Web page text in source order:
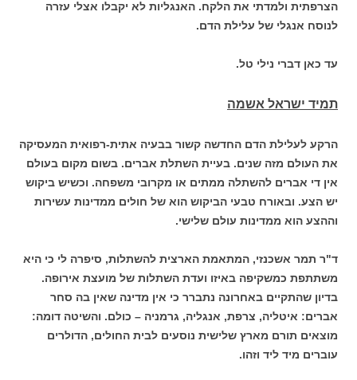
הצרפתית ולמדתי את הלקח. האנגליות לא יקבלו אצלי עזרה
לנוסח אנגלי של עלילת הדם.
עד כאן דברי נילי טל.
תמיד ישראל אשמה
הרקע לעלילת הדם החדשה קשור בבעיה אתית-רפואית המעסיקה
את העולם מזה שנים. בעיית השתלת אברים. בשום מקום בעולם
אין די אברים להשתלה ממתים או מקרובי משפחה. וכשיש ביקוש
יש הצע. ובאורח טבעי הביקוש הוא של חולים ממדינות עשירות
וההצע הוא ממדינות עולם שלישי.
ד"ר תמר אשכנזי, המתאמת הארצית להשתלות, סיפרה לי כי היא
משתתפת כמשקיפה באיזו ועדת השתלות של מועצת אירופה.
בדיון שהתקיים באחרונה נתברר כי אין מדינה שאין בה סחר
אברים: איטליה, צרפת, אנגליה, גרמניה – כולם. והשיטה דומה:
מוצאים תורם מארץ שלישית נוסעים לבית החולים, הדולרים
עוברים מיד ליד וזהו.